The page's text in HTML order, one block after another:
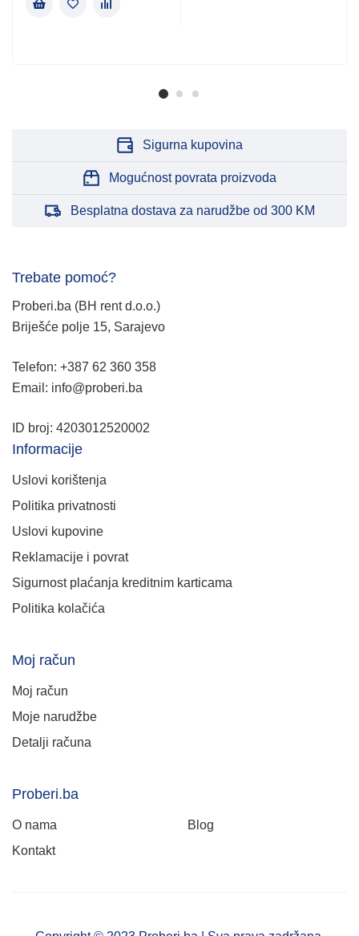
Sigurna kupovina
Mogućnost povrata proizvoda
Besplatna dostava za narudžbe od 300 KM
Trebate pomoć?
Proberi.ba (BH rent d.o.o.)
Briješće polje 15, Sarajevo
Telefon: +387 62 360 358
Email: info@proberi.ba
ID broj: 4203012520002
Informacije
Uslovi korištenja
Politika privatnosti
Uslovi kupovine
Reklamacije i povrat
Sigurnost plaćanja kreditnim karticama
Politika kolačića
Moj račun
Moj račun
Moje narudžbe
Detalji računa
Proberi.ba
O nama
Blog
Kontakt